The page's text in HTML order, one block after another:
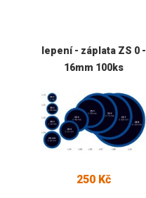
lepení - záplata ZS 0 -
16mm 100ks
250 Kč